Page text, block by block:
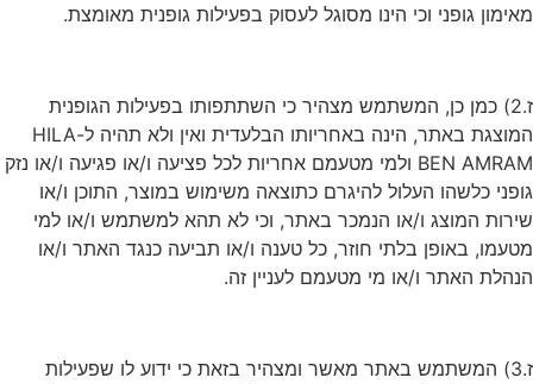
מאימון גופני וכי הינו מסוגל לעסוק בפעילות גופנית מאומצת.
ז.2) כמן כן, המשתמש מצהיר כי השתתפותו בפעילות הגופנית
המוצגת באתר, הינה באחריותו הבלעדית ואין ולא תהיה ל-HILA
BEN AMRAM ולמי מטעמם אחריות לכל פציעה ו/או פגיעה ו/או נזק
גופני כלשהו העלול להיגרם כתוצאה משימוש במוצר, התוכן ו/או
שירות המוצג ו/או הנמכר באתר, וכי לא תהא למשתמש ו/או למי
מטעמו, באופן בלתי חוזר, כל טענה ו/או תביעה כנגד האתר ו/או
הנהלת האתר ו/או מי מטעמם לעניין זה.
ז.3) המשתמש באתר מאשר ומצהיר בזאת כי ידוע לו שפעילות